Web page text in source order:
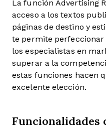
La función Advertising
acceso a los textos
páginas de destino y
te permite perfeccionar
los especialistas en
superar a la
estas funciones hacen
excelente elección.
Funcionalidades